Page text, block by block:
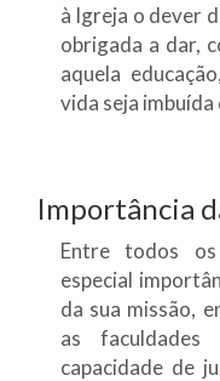
à Igreja o dever
obrigada a dar,
aquela
vida seja
Importância
Entre todos
especial
da sua missão,
as faculdades
capacidade de